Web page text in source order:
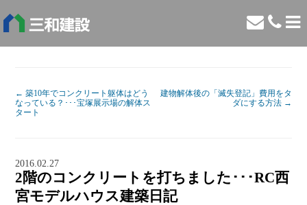
← 築10年でコンクリート躯体はどう
なっている？･･･宝塚展示場の解体ス
タート
建物解体後の「滅失登記」費用をタ
ダにする方法 →
2016.02.27
2階のコンクリートを打ちました･･･RC西
宮モデルハウス建築日記